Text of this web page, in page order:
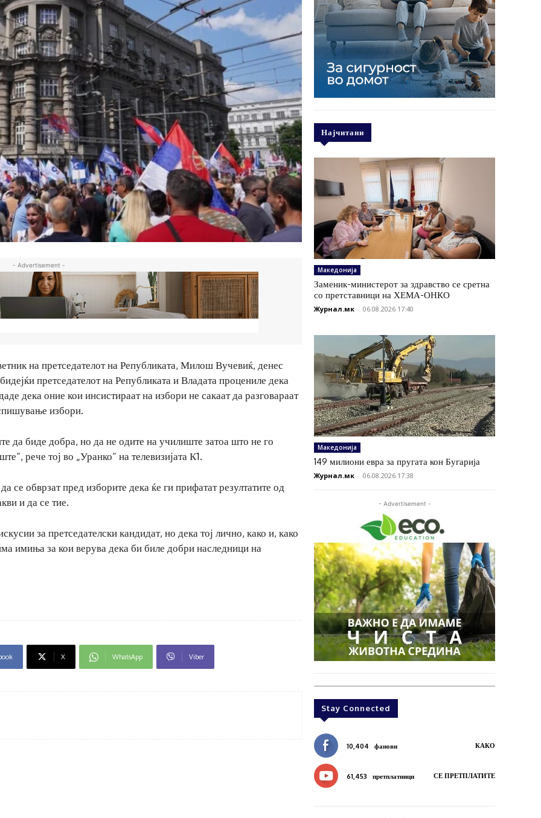
- Advertisement -
на претседателот на Републиката, Милош Вучевиќ, денес
претседателот на Републиката и Владата процениле дека
дека оние кои инсистираат на избори не сакаат да разговараат
избори.
да биде добра, но да не одите на училиште затоа што не го
рече тој во „Уранко“ на телевизијата К1.
се обврзат пред изборите дека ќе ги прифатат резултатите од
и да се тие.
за претседателски кандидат, но дека тој лично, како и, како
имиња за кои верува дека би биле добри наследници на
X WhatsApp Viber
Најчитани
Македонија
Заменик-министерот за здравство се сретна
со претставници на ХЕМА-ОНКО
Журнал.мк - 06.08.2026 17:40
Македонија
149 милиони евра за пругата кон Бугарија
Журнал.мк - 06.08.2026 17:38
- Advertisement -
Stay Connected
10,404 фанови КАКО
61,453 претплатници СЕ ПРЕТПЛАТИТЕ